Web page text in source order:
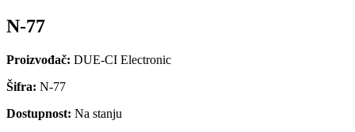
N-77
Proizvođač: DUE-CI Electronic
Šifra: N-77
Dostupnost: Na stanju